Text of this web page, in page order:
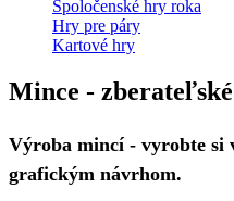
Spoločenské hry roka
Hry pre páry
Kartové hry
Mince -
Výroba mincí - vyrobte si
grafickým návrhom.